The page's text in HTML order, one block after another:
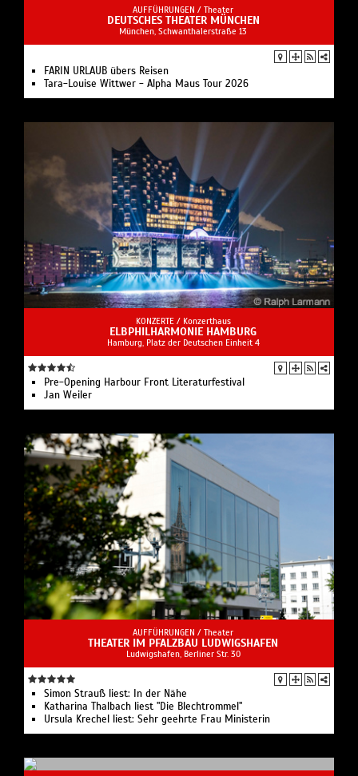
AUFFÜHRUNGEN / Theater
DEUTSCHES THEATER MÜNCHEN
München, Schwanthalerstraße 13
FARIN URLAUB übers Reisen
Tara-Louise Wittwer - Alpha Maus Tour 2026
KONZERTE / Konzerthaus
ELBPHILHARMONIE HAMBURG
Hamburg, Platz der Deutschen Einheit 4
Pre-Opening Harbour Front Literaturfestival
Jan Weiler
AUFFÜHRUNGEN / Theater
THEATER IM PFALZBAU LUDWIGSHAFEN
Ludwigshafen, Berliner Str. 30
Simon Strauß liest: In der Nähe
Katharina Thalbach liest "Die Blechtrommel"
Ursula Krechel liest: Sehr geehrte Frau Ministerin